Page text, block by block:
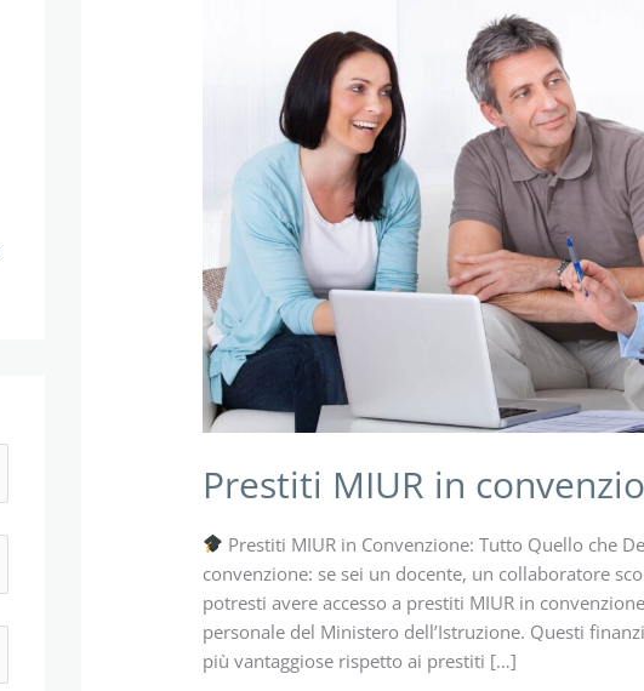
Prestiti MIUR in
Prestiti MIUR in Convenzione: Tutto Quello che
convenzione: se sei un docente, un collaboratore
potresti avere accesso a prestiti MIUR in
personale del Ministero dell’Istruzione. Questi
più vantaggiose rispetto ai prestiti […]